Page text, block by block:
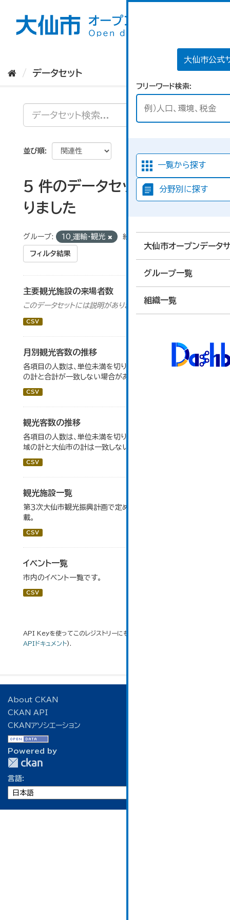
大仙市公式
フリーワード検索
一覧から探す
分野別に探す
大仙市オープンデータ
グループ一覧
組織一覧
データセット
並び順
5 件のデータセットが見つか
りました
グループ: 10_運輸・観光 組織:
フィルタ結果
主要観光施設の来場者数
このデータセットには説明がありません
CSV
月別観光客数の推移
各項目の人数は、単位未満を切り捨てしているため、内訳
の計と合計が一致しない場合がある。
CSV
観光客数の推移
各項目の人数は、単位未満を切り捨てしているため、各地
域の計と大仙市の計は一致しない場合がある。
CSV
観光施設一覧
第３次大仙市観光振興計画で定めた、主要観光施設を掲
載。
CSV
イベント一覧
市内のイベント一覧です。
CSV
API Keyを使ってこのレジストリーにもアクセス可能です
APIドキュメント).
About CKAN
CKAN API
CKANアソシエーション
Powered by
言語